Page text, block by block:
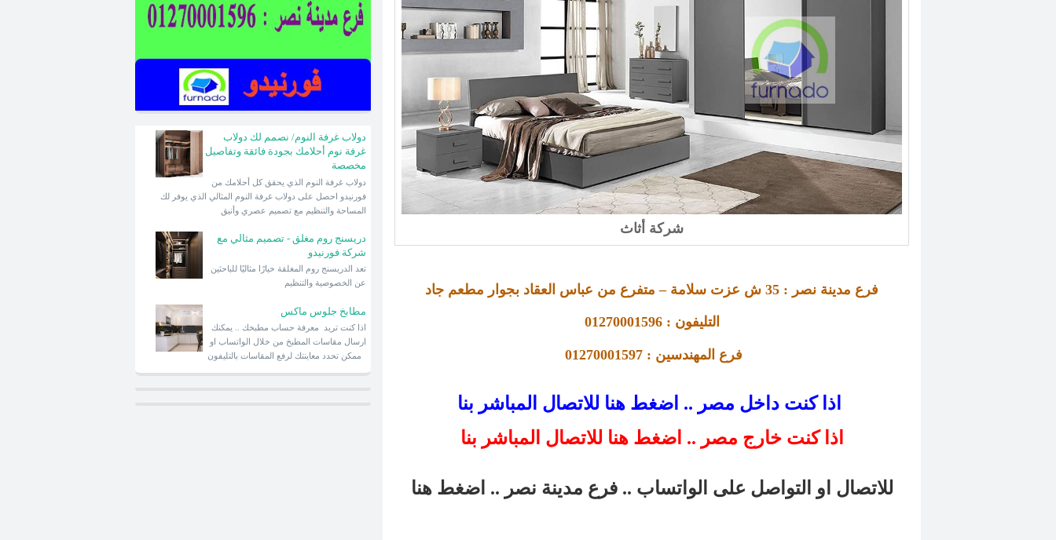
شركة أثاث
فرع مدينة نصر : 35 ش عزت سلامة – متفرع من عباس العقاد بجوار مطعم جاد
التليفون : 01270001596
فرع المهندسين : 01270001597
اذا كنت خارج مصر .. اضغط هنا للاتصال المباشر بنا
للاتصال او التواصل على الواتساب .. فرع مدينة نصر .. اضغط هنا
دولاب غرفة النوم/ نصمم لك دولاب
غرفة نوم أحلامك بجودة فائقة وتفاصيل
مخصصة
فورنيدو احصل على دولاب غرفة النوم المثالي الذي يوفر لك
المساحة والتنظيم مع تصميم عصري وأنيق
دريسنج روم مغلق - تصميم مثالي مع
شركة فورنيدو
عن الخصوصية والتنظيم
مطابخ جلوس ماكس
اذا كنت تريد معرفة حساب مطبخك .. يمكنك
ارسال مقاسات المطبخ من خلال الواتساب او